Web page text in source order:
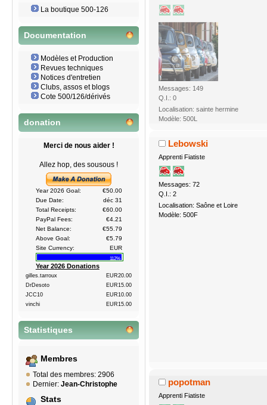
La boutique 500-126
Documentation
Modèles et Production
Revues techniques
Notices d'entretien
Clubs, assos et blogs
Cote 500/126/dérivés
donation
Merci de nous aider !
Allez hop, des sousous !
Year 2026 Goal:
€50.00
Due Date:
déc 31
Total Receipts:
€60.00
PayPal Fees:
€4.21
Net Balance:
€55.79
Above Goal:
€5.79
Site Currency:
EUR
112%
Year 2026 Donations
gilles.tarroux
EUR20.00
DrDesoto
EUR15.00
JCC10
EUR10.00
vinchi
EUR15.00
Statistiques
Membres
Total des membres: 2906
Dernier: Jean-Christophe
Stats
Messages: 149
Q.I.: 0
Localisation: sainte hermine
Modèle: 500L
Lebowski
Apprenti Fiatiste
Messages: 72
Q.I.: 2
Localisation: Saône et Loire
Modèle: 500F
popotman
Apprenti Fiatiste